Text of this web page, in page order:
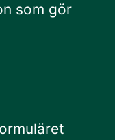
som gör